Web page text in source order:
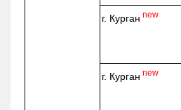
г. Курган new
г. Курган new